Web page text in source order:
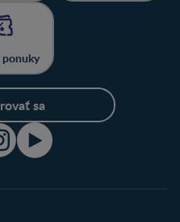
sa
členstva